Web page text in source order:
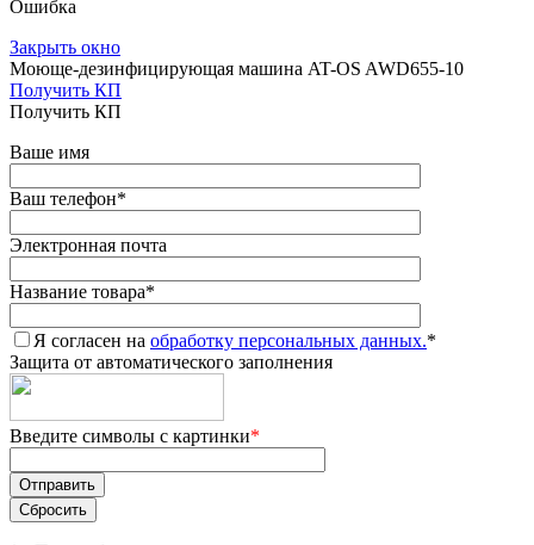
Ошибка
Закрыть окно
Моюще-дезинфицирующая машина AT-OS AWD655-10
Получить КП
Получить КП
Ваше имя
Ваш телефон*
Электронная почта
Название товара*
Я согласен на обработку персональных данных.*
Защита от автоматического заполнения
Введите символы с картинки*